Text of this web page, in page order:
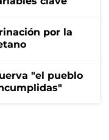
por la
"el pueblo